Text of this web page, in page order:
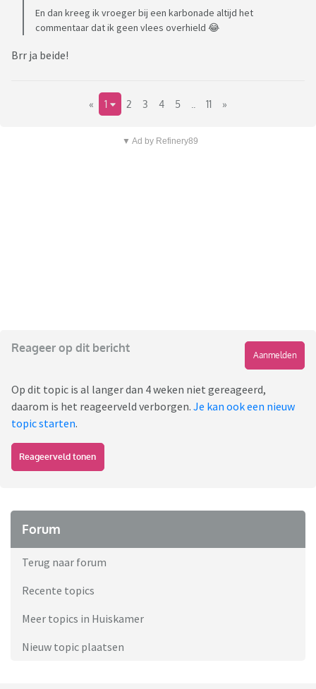
En dan kreeg ik vroeger bij een karbonade altijd het
commentaar dat ik geen vlees overhield 😂
Brr ja beide!
« 1 2 3 4 5 11 »
▼ Ad by Refinery89
Reageer op dit bericht
Aanmelden
Op dit topic is al langer dan 4 weken niet gereageerd,
daarom is het reageerveld verborgen. Je kan ook een nieuw
topic starten.
Reageerveld tonen
Forum
Terug naar forum
Recente topics
Meer topics in Huiskamer
Nieuw topic plaatsen